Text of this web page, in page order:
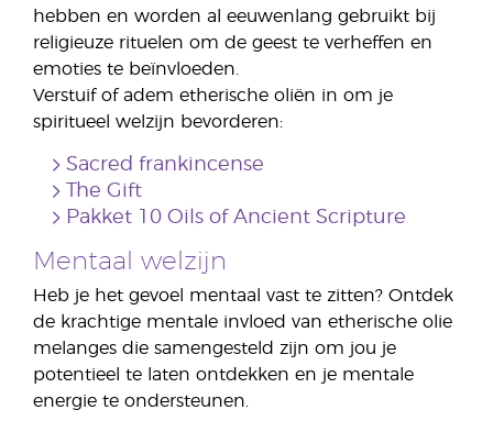
hebben en worden al eeuwenlang gebruikt bij
religieuze rituelen om de geest te verheffen en
emoties te beïnvloeden.
Verstuif of adem etherische oliën in om je
spiritueel welzijn bevorderen:
Sacred frankincense
The Gift
Pakket 10 Oils of Ancient Scripture
Mentaal welzijn
Heb je het gevoel mentaal vast te zitten? Ontdek
de krachtige mentale invloed van etherische olie
melanges die samengesteld zijn om jou je
potentieel te laten ontdekken en je mentale
energie te ondersteunen.